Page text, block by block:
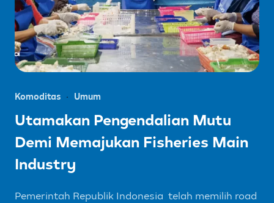
Komoditas Umum
Utamakan Pengendalian Mutu
Demi Memajukan Fisheries Main
Industry
Pemerintah Republik Indonesia telah memilih road